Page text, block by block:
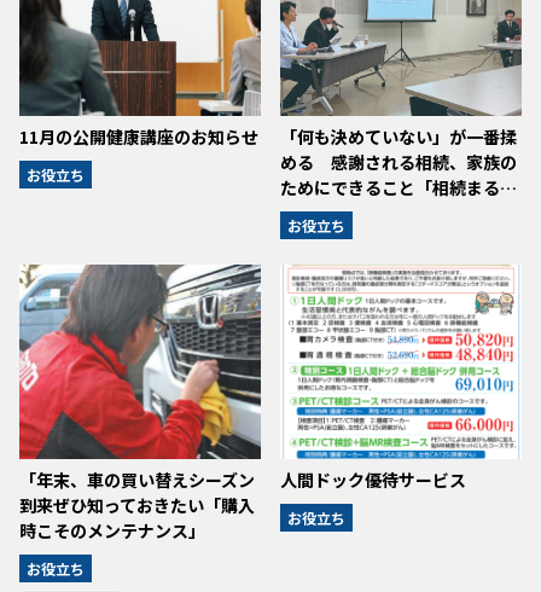
11月の公開健康講座のお知らせ
お役立ち
「何も決めていない」が一番揉
める 感謝される相続、家族の
ためにできること「相続まる…
お役立ち
「年末、車の買い替えシーズン
到来ぜひ知っておきたい「購入
時こそのメンテナンス」
お役立ち
人間ドック優待サービス
お役立ち